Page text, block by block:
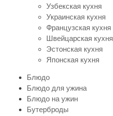
Узбекская кухня
Украинская кухня
Французская кухня
Швейцарская кухня
Эстонская кухня
Японская кухня
Блюдо
Блюдо для ужина
Блюдо на ужин
Бутерброды